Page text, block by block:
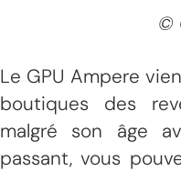
©
Le GPU Ampere
boutiques des
malgré son âge
passant, vous